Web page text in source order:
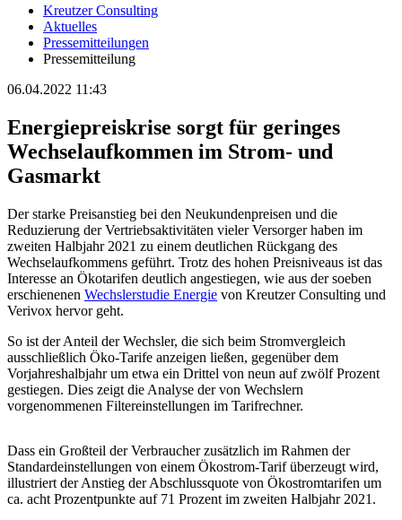
Kreutzer Consulting
Aktuelles
Pressemitteilungen
Pressemitteilung
06.04.2022 11:43
Energiepreiskrise sorgt für geringes
Wechselaufkommen im Strom- und
Gasmarkt
Der starke Preisanstieg bei den Neukundenpreisen und die
Reduzierung der Vertriebsaktivitäten vieler Versorger haben im
zweiten Halbjahr 2021 zu einem deutlichen Rückgang des
Wechselaufkommens geführt. Trotz des hohen Preisniveaus ist das
Interesse an Ökotarifen deutlich angestiegen, wie aus der soeben
erschienenen Wechslerstudie Energie von Kreutzer Consulting und
Verivox hervor geht.
So ist der Anteil der Wechsler, die sich beim Stromvergleich
ausschließlich Öko-Tarife anzeigen ließen, gegenüber dem
Vorjahreshalbjahr um etwa ein Drittel von neun auf zwölf Prozent
gestiegen. Dies zeigt die Analyse der von Wechslern
vorgenommenen Filtereinstellungen im Tarifrechner.
Dass ein Großteil der Verbraucher zusätzlich im Rahmen der
Standardeinstellungen von einem Ökostrom-Tarif überzeugt wird,
illustriert der Anstieg der Abschlussquote von Ökostromtarifen um
ca. acht Prozentpunkte auf 71 Prozent im zweiten Halbjahr 2021.